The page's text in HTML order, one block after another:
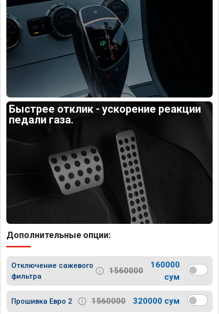
Быстрее отклик - ускорение реакции
педали газа.
Дополнительные опции:
Отключение сажевого
фильтра
1560000
160000
сум
Прошивка Евро 2 1560000 320000 сум